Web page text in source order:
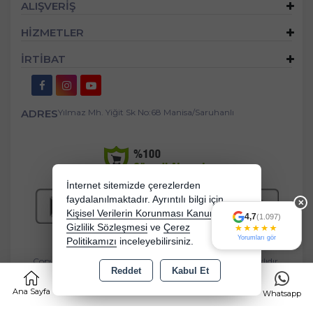
Ana Sayfa Whatsapp
ALIŞVERİŞ
HİZMETLER
İRTİBAT
ADRESYılmaz Mh. Yiğit Sk No:68 Manisa/Saruhanlı
Copyright 2026 bebekbeziburada.com - Tüm hakları saklıdır.
Kredi kartı bilgileriniz 256bit SSL sertifikası ile korunmaktadır.
4,7(1.097)
Yorumları gör
✕
İnternet sitemizde çerezlerden
faydalanılmaktadır. Ayrıntılı bilgi için
Kişisel Verilerin Korunması Kanununu,
Gizlilik Sözleşmesi ve Çerez
Politikamızı inceleyebilirsiniz.
Reddet Kabul Et